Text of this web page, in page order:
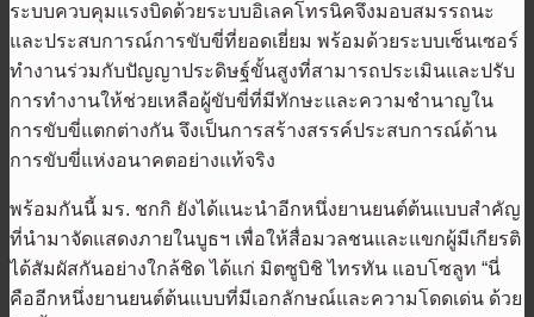
ระบบควบคุมแรงบิดด้วยระบบอิเลคโทรนิคจึงมอบสมรรถนะ
และประสบการณ์การขับขี่ที่ยอดเยี่ยม พร้อมด้วยระบบเซ็นเซอร์
ทำงานร่วมกับปัญญาประดิษฐ์ขั้นสูงที่สามารถประเมินและปรับ
การทำงานให้ช่วยเหลือผู้ขับขี่ที่มีทักษะและความชำนาญใน
การขับขี่แตกต่างกัน จึงเป็นการสร้างสรรค์ประสบการณ์ด้าน
การขับขี่แห่งอนาคตอย่างแท้จริง
พร้อมกันนี้ มร. ชกกิ ยังได้แนะนำอีกหนึ่งยานยนต์ต้นแบบสำคัญ
ที่นำมาจัดแสดงภายในบูธฯ เพื่อให้สื่อมวลชนและแขกผู้มีเกียรติ
ได้สัมผัสกันอย่างใกล้ชิด ได้แก่ มิตซูบิชิ ไทรทัน แอบโซลูท “นี่
คืออีกหนึ่งยานยนต์ต้นแบบที่มีเอกลักษณ์และความโดดเด่น ด้วย